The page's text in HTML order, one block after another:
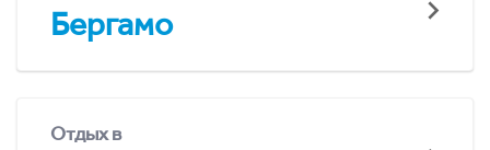
Бергамо
Отдых в